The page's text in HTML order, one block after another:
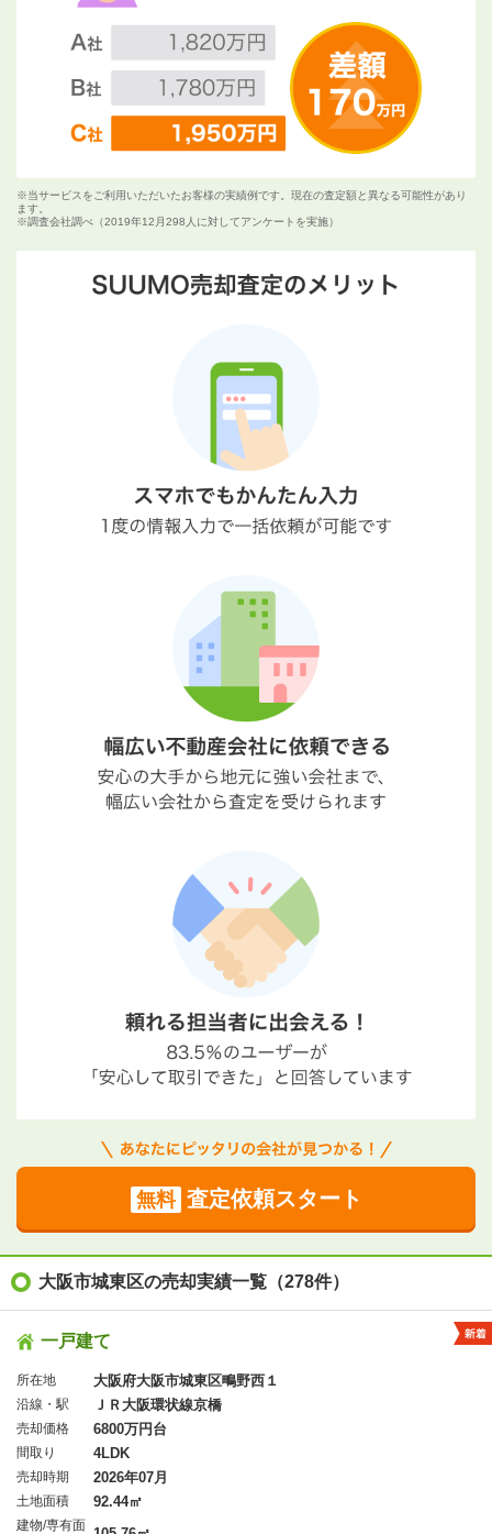
※当サービスをご利用いただいたお客様の実績例です。現在の査定額と異なる可能性があり
ます。
※調査会社調べ（2019年12月298人に対してアンケートを実施）
無料 査定依頼スタート
大阪市城東区の売却実績一覧（278件）
一戸建て
所在地 大阪府大阪市城東区鴫野西１
沿線・駅 ＪＲ大阪環状線京橋
売却価格 6800万円台
間取り 4LDK
売却時期 2026年07月
土地面積 92.44㎡
建物/専有面